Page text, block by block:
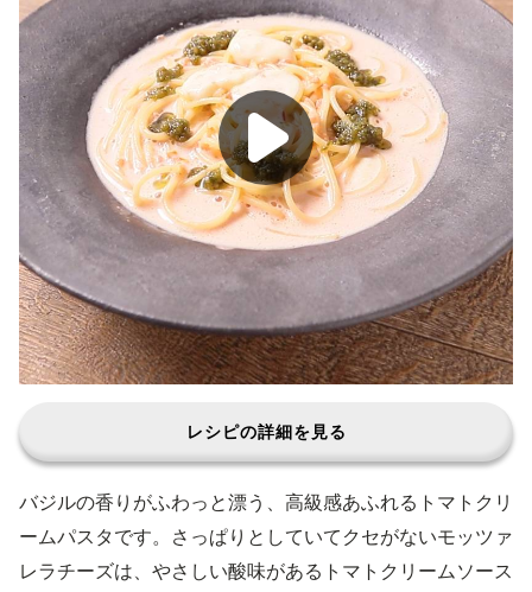
レシピの詳細を見る
バジルの香りがふわっと漂う、高級感あふれるトマトクリ
ームパスタです。さっぱりとしていてクセがないモッツァ
レラチーズは、やさしい酸味があるトマトクリームソース